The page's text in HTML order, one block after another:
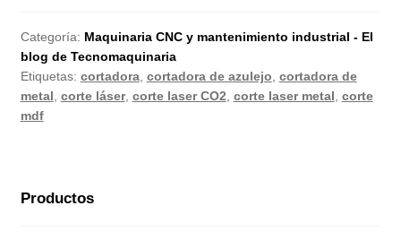
Categoría: Maquinaria CNC y mantenimiento industrial - El
blog de Tecnomaquinaria
Etiquetas: cortadora, cortadora de azulejo, cortadora de
metal, corte láser, corte laser CO2, corte laser metal, corte
mdf
Productos